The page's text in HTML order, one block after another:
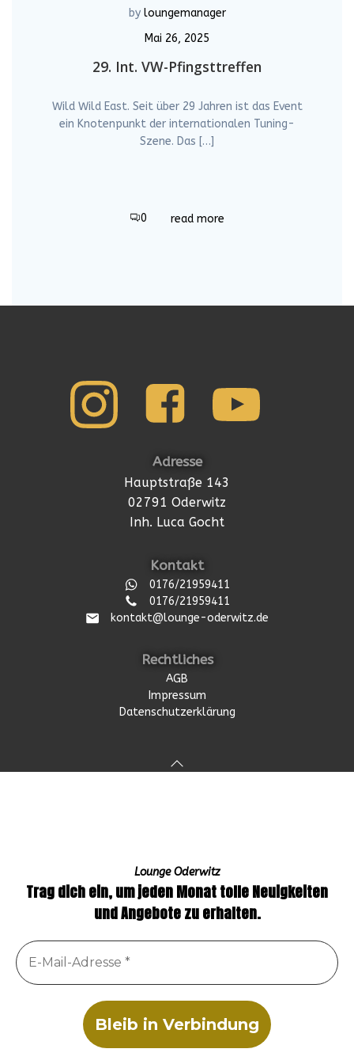
by loungemanager
Mai 26, 2025
29. Int. VW-Pfingsttreffen
Wild Wild East. Seit über 29 Jahren ist das Event
ein Knotenpunkt der internationalen Tuning-
Szene. Das […]
0 read more
Adresse
Hauptstraße 143
02791 Oderwitz
Inh. Luca Gocht
Kontakt
0176/21959411
0176/21959411
kontakt@lounge-oderwitz.de
Rechtliches
AGB
Impressum
Datenschutzerklärung
Lounge Oderwitz
Trag dich ein, um jeden Monat tolle Neuigkeiten
und Angebote zu erhalten.